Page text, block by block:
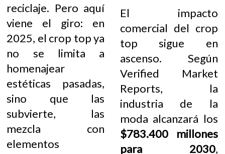
reciclaje. Pero aquí
viene el giro: en
2025, el crop top ya
no se limita a
homenajear
estéticas pasadas,
sino que las
subvierte, las
mezcla con
elementos
El impacto
comercial del crop
top sigue en
ascenso. Según
Verified Market
Reports, la
industria de la
moda alcanzará los
$783.400 millones
para 2030,